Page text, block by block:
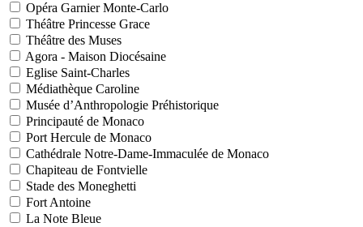
Opéra Garnier Monte-Carlo
Théâtre Princesse Grace
Théâtre des Muses
Agora - Maison Diocésaine
Eglise Saint-Charles
Médiathèque Caroline
Musée d’Anthropologie Préhistorique
Principauté de Monaco
Port Hercule de Monaco
Cathédrale Notre-Dame-Immaculée de Monaco
Chapiteau de Fontvielle
Stade des Moneghetti
Fort Antoine
La Note Bleue